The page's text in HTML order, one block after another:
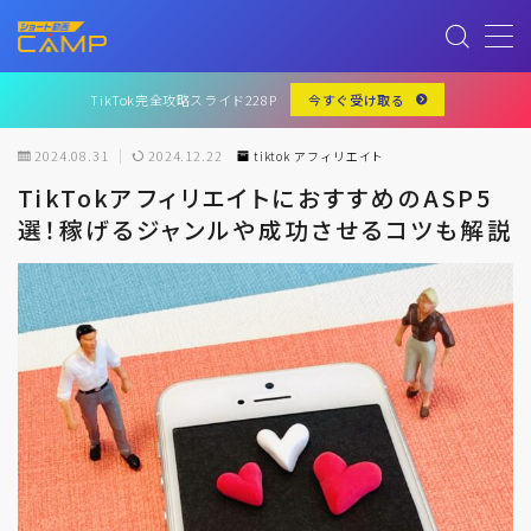
記事一覧
YouTube
お問い合わせ
TikTok完全攻略スライド228P 今すぐ受け取る
2024.08.31 2024.12.22 tiktok アフィリエイト
TikTokアフィリエイトにおすすめのASP5
選！稼げるジャンルや成功させるコツも解説